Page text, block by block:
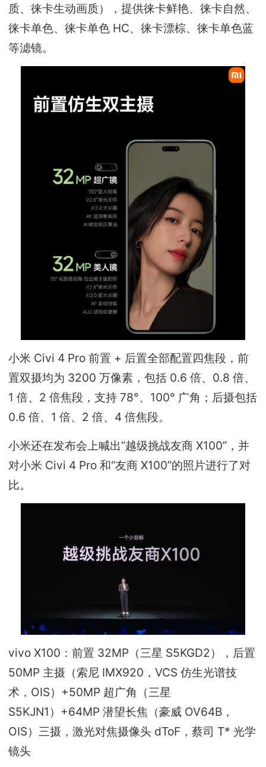
质、徕卡生动画质），提供徕卡鲜艳、徕卡自然、
徕卡单色、徕卡单色 HC、徕卡漂棕、徕卡单色蓝
等滤镜。
小米 Civi 4 Pro 前置 + 后置全部配置四焦段，前
置双摄均为 3200 万像素，包括 0.6 倍、0.8 倍、
1 倍、2 倍焦段，支持 78°、100° 广角；后摄包括
0.6 倍、1 倍、2 倍、4 倍焦段。
小米还在发布会上喊出“越级挑战友商 X100”，并
对小米 Civi 4 Pro 和“友商 X100”的照片进行了对
比。
vivo X100：前置 32MP（三星 S5KGD2），后置
50MP 主摄（索尼 IMX920，VCS 仿生光谱技
术，OIS）+50MP 超广角（三星
S5KJN1）+64MP 潜望长焦（豪威 OV64B，
OIS）三摄，激光对焦摄像头 dToF，蔡司 T* 光学
镜头